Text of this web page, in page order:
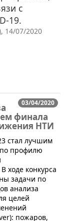
с
19.
14/07/2020
03/04/2020
финала
НТИ
стал лучшим
профилю
ходе конкурса
задачи по
анализа
целей
пожаров,